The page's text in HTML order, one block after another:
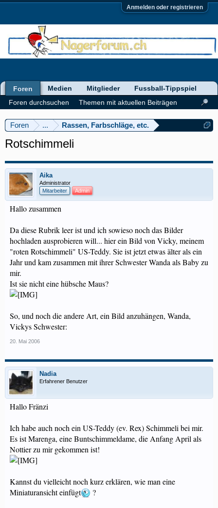
Anmelden oder registrieren
Foren ... Rassen, Farbschläge, etc.
Rotschimmeli
Aika
Administrator
Mitarbeiter
Admin
Hallo zusammen
Da diese Rubrik leer ist und ich sowieso noch das Bilder
hochladen ausprobieren will... hier ein Bild von Vicky, meinem
"roten Rotschimmeli" US-Teddy. Sie ist jetzt etwas älter als ein
Jahr und kam zusammen mit ihrer Schwester Wanda als Baby zu
mir.
Ist sie nicht eine hübsche Maus?
So, und noch die andere Art, ein Bild anzuhängen, Wanda,
Vickys Schwester:
20. Mai 2006
Nadia
Erfahrener Benutzer
Hallo Fränzi
Ich habe auch noch ein US-Teddy (ev. Rex) Schimmeli bei mir.
Es ist Marenga, eine Buntschimmeldame, die Anfang April als
Nottier zu mir gekommen ist!
Kannst du vielleicht noch kurz erklären, wie man eine
Miniaturansicht einfügt
?
Foren
Foren durchsuchen
Themen mit aktuellen Beiträgen
Medien Mitglieder Fussball-Tippspiel